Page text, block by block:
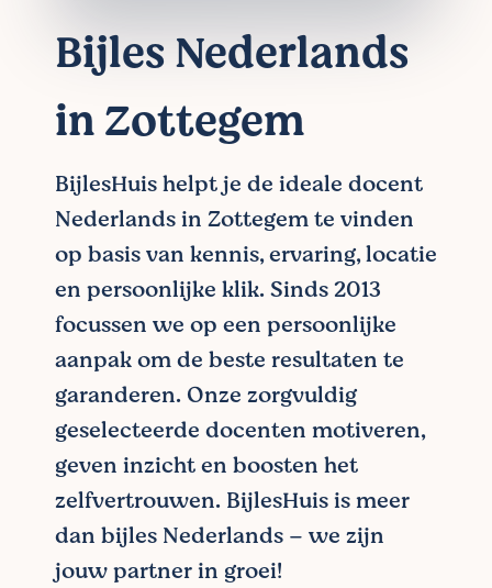
Bijles Nederlands
in Zottegem
BijlesHuis helpt je de ideale docent
Nederlands in Zottegem te vinden
op basis van kennis, ervaring, locatie
en persoonlijke klik. Sinds 2013
focussen we op een persoonlijke
aanpak om de beste resultaten te
garanderen. Onze zorgvuldig
geselecteerde docenten motiveren,
geven inzicht en boosten het
zelfvertrouwen. BijlesHuis is meer
dan bijles Nederlands – we zijn
jouw partner in groei!